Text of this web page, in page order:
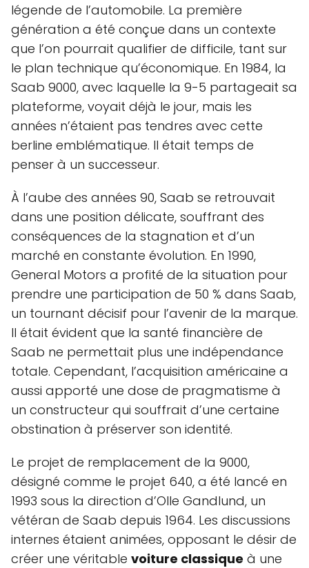
légende de l’automobile. La première
génération a été conçue dans un contexte
que l’on pourrait qualifier de difficile, tant sur
le plan technique qu’économique. En 1984, la
Saab 9000, avec laquelle la 9-5 partageait sa
plateforme, voyait déjà le jour, mais les
années n’étaient pas tendres avec cette
berline emblématique. Il était temps de
penser à un successeur.
À l’aube des années 90, Saab se retrouvait
dans une position délicate, souffrant des
conséquences de la stagnation et d’un
marché en constante évolution. En 1990,
General Motors a profité de la situation pour
prendre une participation de 50 % dans Saab,
un tournant décisif pour l’avenir de la marque.
Il était évident que la santé financière de
Saab ne permettait plus une indépendance
totale. Cependant, l’acquisition américaine a
aussi apporté une dose de pragmatisme à
un constructeur qui souffrait d’une certaine
obstination à préserver son identité.
Le projet de remplacement de la 9000,
désigné comme le projet 640, a été lancé en
1993 sous la direction d’Olle Gandlund, un
vétéran de Saab depuis 1964. Les discussions
internes étaient animées, opposant le désir de
créer une véritable voiture classique à une